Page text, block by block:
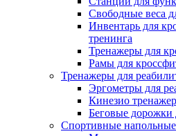
Свободные веса
Инвентарь для
тренинга
Тренажеры для
Рамы для
Тренажеры для
Эргометры для
Кинезио
Беговые дорожки
Спортивные